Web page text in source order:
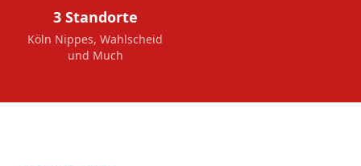
3 Standorte
Köln Nippes, Wahlscheid
und Much